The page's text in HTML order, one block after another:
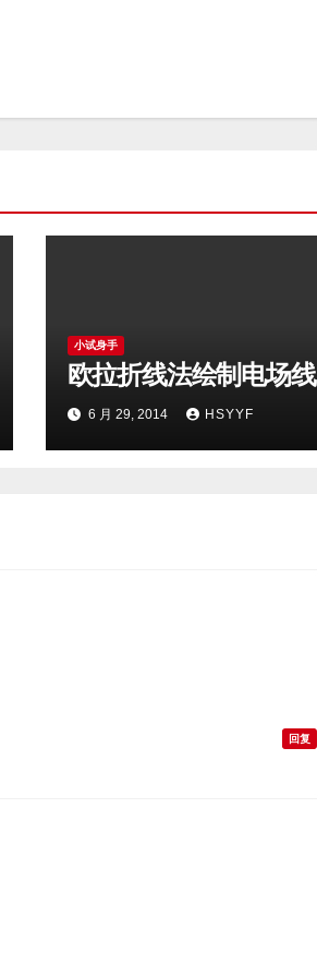
小试身手
欧拉折线法绘制电场线
6 月 29, 2014 HSYYF
回复